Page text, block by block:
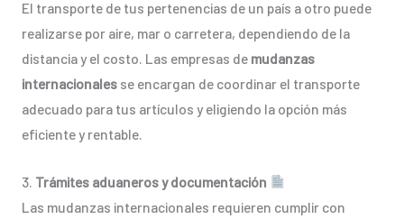
El transporte de tus pertenencias de un país a otro puede
realizarse por aire, mar o carretera, dependiendo de la
distancia y el costo. Las empresas de mudanzas
internacionales se encargan de coordinar el transporte
adecuado para tus artículos y eligiendo la opción más
eficiente y rentable.
3. Trámites aduaneros y documentación
Las mudanzas internacionales requieren cumplir con